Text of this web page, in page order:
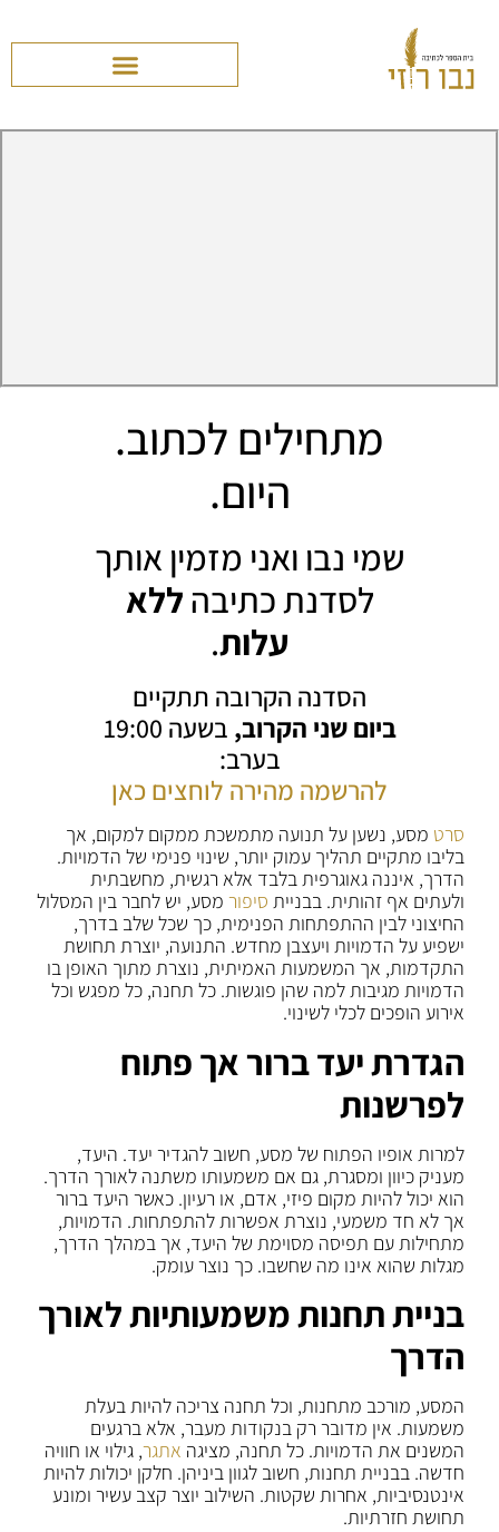
מתחילים לכתוב.
היום.
שמי נבו ואני מזמין אותך
לסדנת כתיבהללא
עלות.
הסדנה הקרובה תתקיים
ביום שני הקרוב,
בשעה 19:00
בערב:
להרשמה מהירה לוחצים כאן
סרט מסע, נשען על תנועה מתמשכת ממקום למקום, אך
בליבו מתקיים תהליך עמוק יותר, שינוי פנימי של הדמויות.
הדרך, איננה גאוגרפית בלבד אלא רגשית, מחשבתית
ולעתים אף זהותית. בבניית סיפור מסע, יש לחבר בין המסלול
החיצוני לבין ההתפתחות הפנימית, כך שכל שלב בדרך,
ישפיע על הדמויות ויעצבן מחדש. התנועה, יוצרת תחושת
התקדמות, אך המשמעות האמיתית, נוצרת מתוך האופן בו
הדמויות מגיבות למה שהן פוגשות. כל תחנה, כל מפגש וכל
אירוע הופכים לכלי לשינוי.
הגדרת יעד ברור אך פתוח
לפרשנות
למרות אופיו הפתוח של מסע, חשוב להגדיר יעד. היעד,
מעניק כיוון ומסגרת, גם אם משמעותו משתנה לאורך הדרך.
הוא יכול להיות מקום פיזי, אדם, או רעיון. כאשר היעד ברור
אך לא חד משמעי, נוצרת אפשרות להתפתחות. הדמויות,
מתחילות עם תפיסה מסוימת של היעד, אך במהלך הדרך,
מגלות שהוא אינו מה שחשבו. כך נוצר עומק.
בניית תחנות משמעותיות לאורך
הדרך
המסע, מורכב מתחנות, וכל תחנה צריכה להיות בעלת
משמעות. אין מדובר רק בנקודות מעבר, אלא ברגעים
המשנים את הדמויות. כל תחנה, מציגה אתגר, גילוי או חוויה
חדשה. בבניית תחנות, חשוב לגוון ביניהן. חלקן יכולות להיות
אינטנסיביות, אחרות שקטות. השילוב יוצר קצב עשיר ומונע
תחושת חזרתיות.